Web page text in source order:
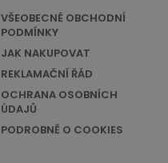
VŠEOBECNÉ OBCHODNÍ
PODMÍNKY
JAK NAKUPOVAT
REKLAMAČNÍ ŘÁD
OCHRANA OSOBNÍCH
ÚDAJŮ
PODROBNĚ O COOKIES